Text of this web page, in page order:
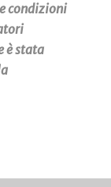
condizioni
è stata